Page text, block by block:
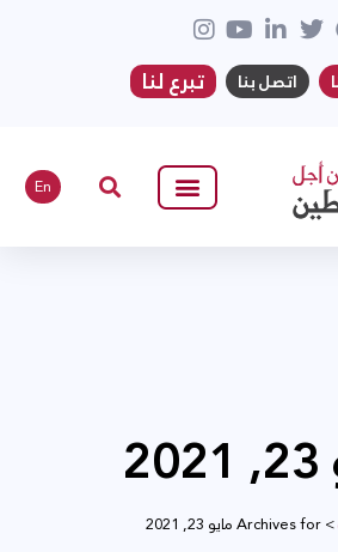
اتصل بنا تبرع لنا
En
>Archives for مايو 23, 2021